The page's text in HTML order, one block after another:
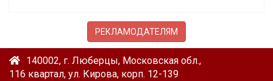
РЕКЛАМОДАТЕЛЯМ
140002, г. Люберцы, Московская обл.,
116 квартал, ул. Кирова, корп. 12-139